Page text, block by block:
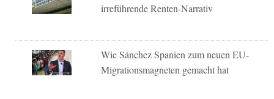
irreführende Renten-Narrativ
Wie Sánchez Spanien zum neuen EU-
Migrationsmagneten gemacht hat